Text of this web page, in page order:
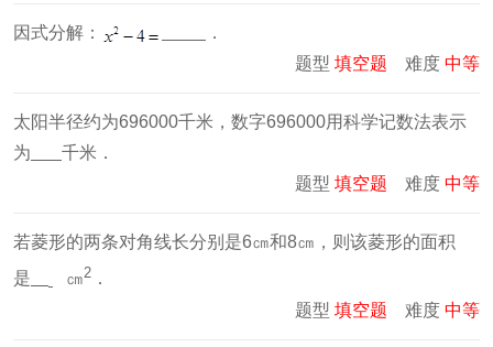
因式分解：
．
题型 填空题 难度 中等
太阳半径约为696000千米，数字696000用科学记数法表示
为
千米．
题型 填空题 难度 中等
若菱形的两条对角线长分别是6㎝和8㎝，则该菱形的面积
是
㎝2 ．
题型 填空题 难度 中等